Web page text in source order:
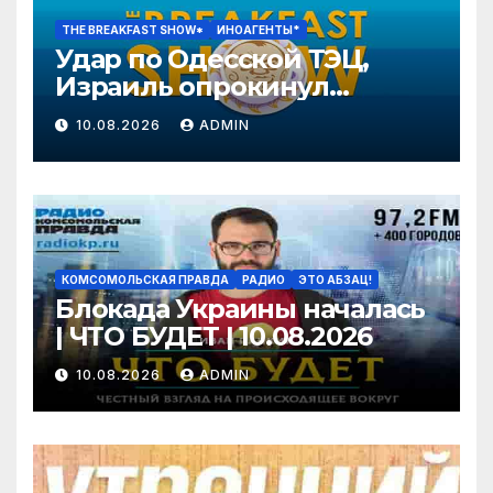
THE BREAKFAST SHOW* ИНОАГЕНТЫ*
Удар по Одесской ТЭЦ,
Израиль опрокинул
Трампа, Яблоко: страсти
накаляются.
Преображенский, Чижов
10.08.2026 ADMIN
КОМСОМОЛЬСКАЯ ПРАВДА РАДИО ЭТО АБЗАЦ!
Блокада Украины началась
| ЧТО БУДЕТ | 10.08.2026
10.08.2026 ADMIN